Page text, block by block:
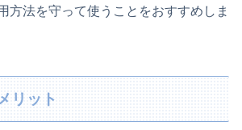
方法を守って使うことをおすすめしま
リット